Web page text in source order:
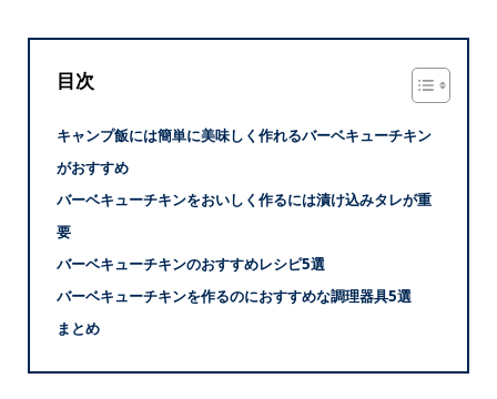
目次
キャンプ飯には簡単に美味しく作れるバーベキューチキン
がおすすめ
バーベキューチキンをおいしく作るには漬け込みタレが重
要
バーベキューチキンのおすすめレシピ5選
バーベキューチキンを作るのにおすすめな調理器具5選
まとめ